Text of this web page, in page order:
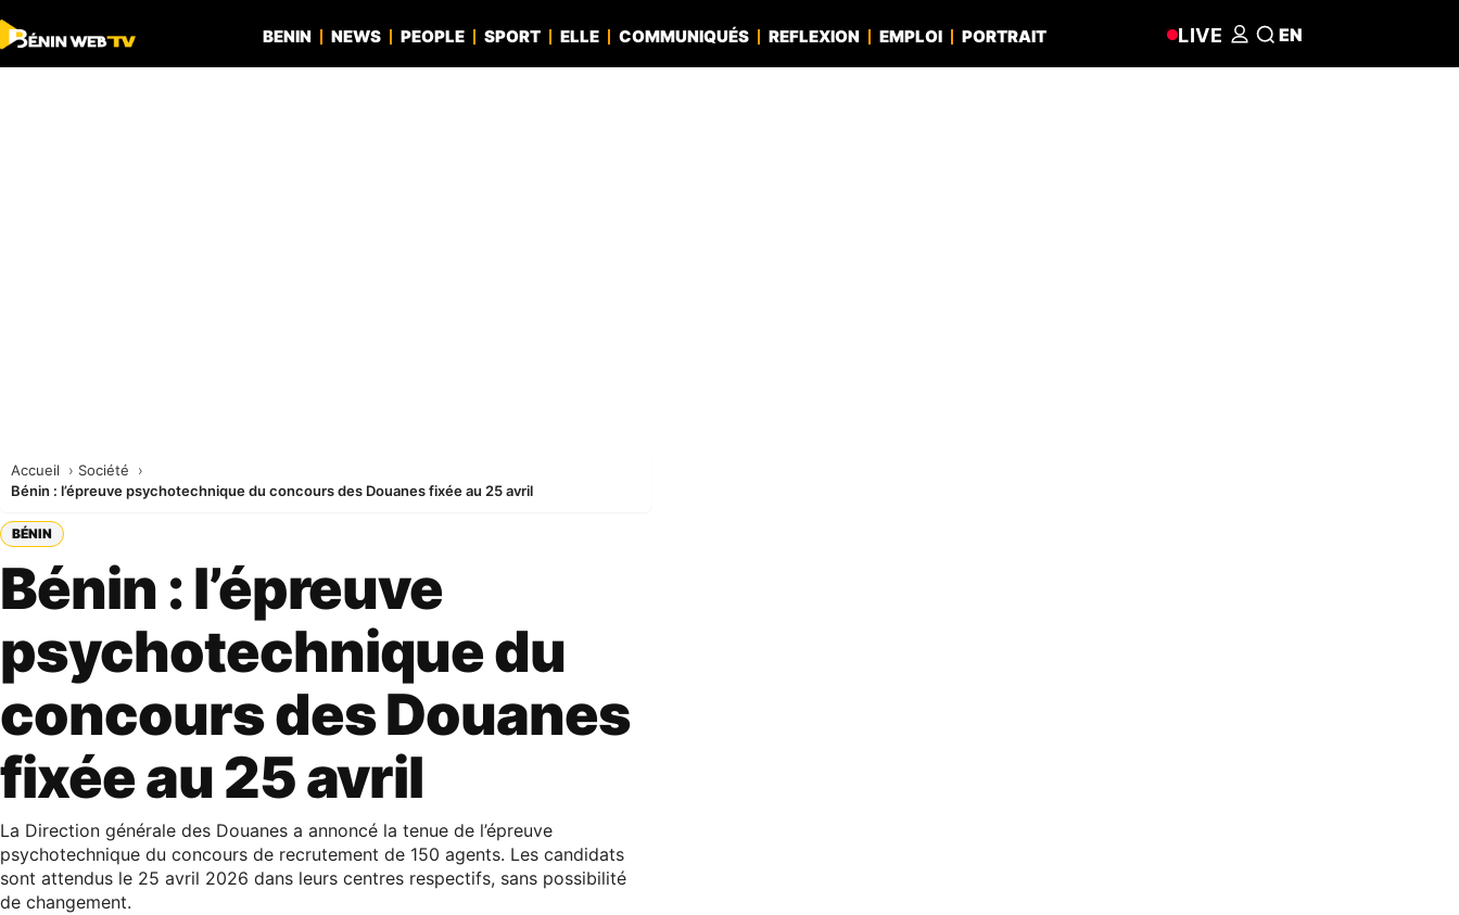
BENIN NEWS PEOPLE SPORT ELLE COMMUNIQUÉS REFLEXION EMPLOI PORTRAIT LIVE EN
Accueil
Société
Bénin : l’épreuve psychotechnique du concours des Douanes fixée au 25 avril
BÉNIN
Bénin : l’épreuve
psychotechnique du
concours des Douanes
fixée au 25 avril
La Direction générale des Douanes a annoncé la tenue de l’épreuve
psychotechnique du concours de recrutement de 150 agents. Les candidats
sont attendus le 25 avril 2026 dans leurs centres respectifs, sans possibilité
de changement.